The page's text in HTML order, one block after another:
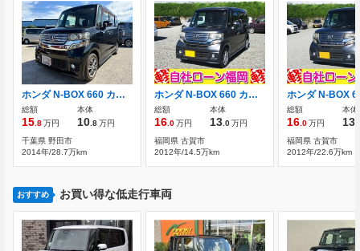
ホンダ N-BOX 660 カスタムG SSパッケージ ワンオーナー ETC
総額
15 .8万円
本体
10 .8万円
千葉県 野田市
2014年/28.7万km
ホンダ N-BOX 660 カスタムG Lパッケージ 電動スライド スマートキーアルミホイール
総額
16 .0万円
本体
13 .0万円
福岡県 古賀市
2012年/14.5万km
総額
16 .0万円
本体
13
福岡県 古賀市
2012年/22.6万km
おすすめ お買い得な低走行車両